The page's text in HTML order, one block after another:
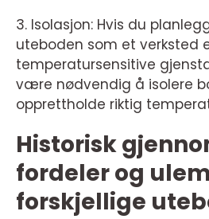
3. Isolasjon: Hvis du
uteboden som et verksted
temperatursensitive
være nødvendig å isolere
opprettholde riktig
Historisk
fordeler og
forskjellige